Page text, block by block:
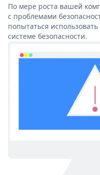
По мере роста вашей
с проблемами
попытаться
системе безопасности.